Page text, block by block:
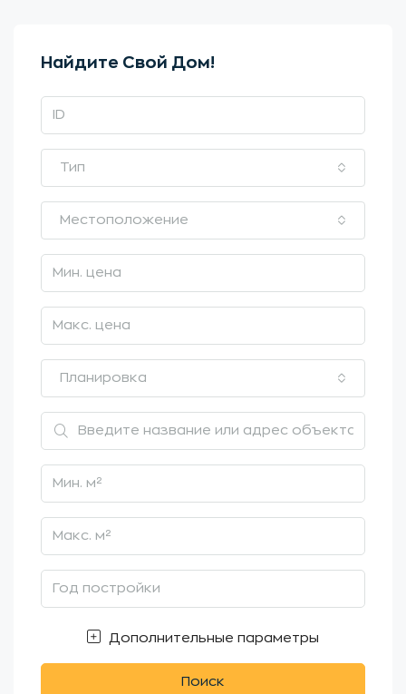
Найдите Свой Дом!
Тип
Местоположение
Планировка
Дополнительные параметры
Поиск